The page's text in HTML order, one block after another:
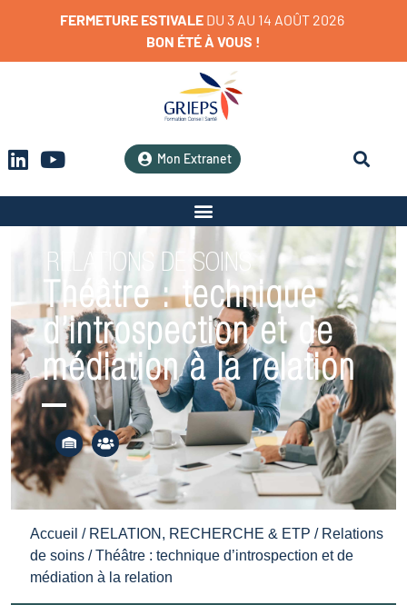
FERMETURE ESTIVALE DU 3 AU 14 AOÛT 2026
BON ÉTÉÀ VOUS !
Mon Extranet
RELATIONS DE SOINS
Théâtre : technique
d’introspection et de
médiation à la relation
Accueil / RELATION, RECHERCHE & ETP / Relations
de soins / Théâtre : technique d’introspection et de
médiation à la relation